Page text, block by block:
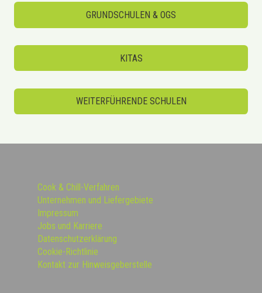
GRUNDSCHULEN & OGS
KITAS
WEITERFÜHRENDE SCHULEN
Cook & Chill-Verfahren
Unternehmen und Liefergebiete
Impressum
Jobs und Karriere
Datenschutzerklärung
Cookie-Richtlinie
Kontakt zur Hinweisgeberstelle